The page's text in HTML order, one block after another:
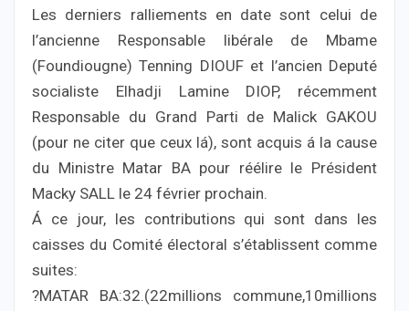
Les derniers ralliements en date sont celui de
l’ancienne Responsable libérale de Mbame
(Foundiougne) Tenning DIOUF et l’ancien Deputé
socialiste Elhadji Lamine DIOP, récemment
Responsable du Grand Parti de Malick GAKOU
(pour ne citer que ceux lá), sont acquis á la cause
du Ministre Matar BA pour réélire le Président
Macky SALL le 24 février prochain.
Á ce jour, les contributions qui sont dans les
caisses du Comité électoral s’établissent comme
suites:
?MATAR BA:32.(22millions commune,10millions